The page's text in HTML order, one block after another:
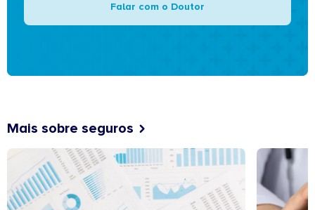
Falar com o Doutor
Mais sobre seguros